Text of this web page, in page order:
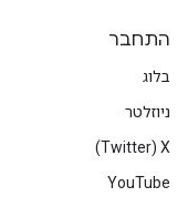
התחבר
בלוג
ניוזלטר
X‏ (Twitter)
YouTube